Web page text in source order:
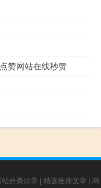
赞网站在线秒赞
站分类目录 | 精选推荐文章 | 网